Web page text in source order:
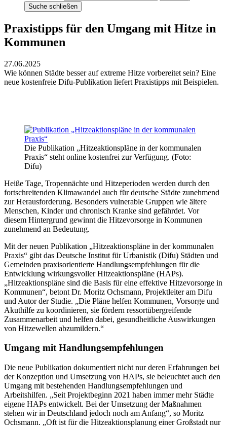
Suche schließen
Praxistipps für den Umgang mit Hitze in
Kommunen
27.06.2025
Wie können Städte besser auf extreme Hitze vorbereitet sein? Eine
neue kostenfreie Difu-Publikation liefert Praxistipps mit Beispielen.
Die Publikation „Hitzeaktionspläne in der kommunalen
Praxis“ steht online kostenfrei zur Verfügung. (Foto:
Difu)
Heiße Tage, Tropennächte und Hitzeperioden werden durch den
fortschreitenden Klimawandel auch für deutsche Städte zunehmend
zur Herausforderung. Besonders vulnerable Gruppen wie ältere
Menschen, Kinder und chronisch Kranke sind gefährdet. Vor
diesem Hintergrund gewinnt die Hitzevorsorge in Kommunen
zunehmend an Bedeutung.
Mit der neuen Publikation „Hitzeaktionspläne in der kommunalen
Praxis“ gibt das Deutsche Institut für Urbanistik (Difu) Städten und
Gemeinden praxisorientierte Handlungsempfehlungen für die
Entwicklung wirkungsvoller Hitzeaktionspläne (HAPs).
„Hitzeaktionspläne sind die Basis für eine effektive Hitzevorsorge in
Kommunen“, betont Dr. Moritz Ochsmann, Projektleiter am Difu
und Autor der Studie. „Die Pläne helfen Kommunen, Vorsorge und
Akuthilfe zu koordinieren, sie fördern ressortübergreifende
Zusammenarbeit und helfen dabei, gesundheitliche Auswirkungen
von Hitzewellen abzumildern.“
Umgang mit Handlungsempfehlungen
Die neue Publikation dokumentiert nicht nur deren Erfahrungen bei
der Konzeption und Umsetzung von HAPs, sie beleuchtet auch den
Umgang mit bestehenden Handlungsempfehlungen und
Arbeitshilfen. „Seit Projektbeginn 2021 haben immer mehr Städte
eigene HAPs entwickelt. Bei der Umsetzung der Maßnahmen
stehen wir in Deutschland jedoch noch am Anfang“, so Moritz
Ochsmann. „Oft ist für die Hitzeaktionsplanung einer Großstadt nur